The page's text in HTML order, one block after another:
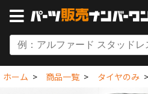
ホーム 商品一覧 タイヤのみ